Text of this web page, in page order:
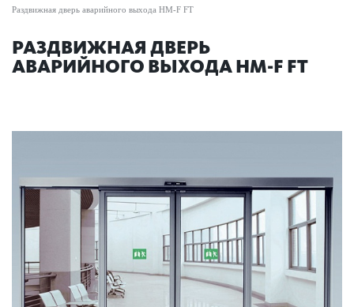
Раздвижная дверь аварийного выхода HM-F FT
РАЗДВИЖНАЯ ДВЕРЬ
АВАРИЙНОГО ВЫХОДА HM-F FT